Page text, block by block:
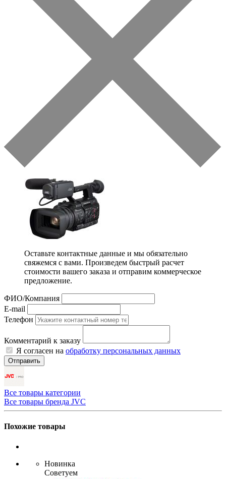
Оставьте контактные данные и мы обязательно
свяжемся с вами. Произведем быстрый расчет
стоимости вашего заказа и отправим коммерческое
предложение.
ФИО/Компания
E-mail
Телефон
Комментарий к заказу
Я согласен на обработку персональных данных
Отправить
Все товары категории
Все товары бренда JVC
Похожие товары
Новинка
Советуем